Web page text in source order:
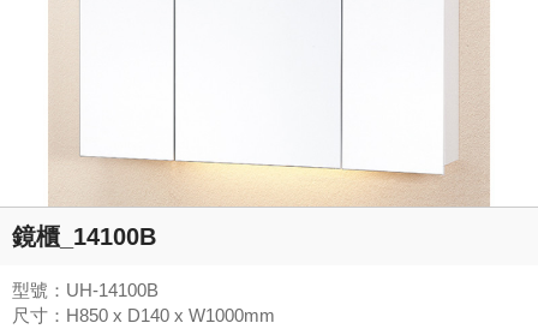
鏡櫃_14100B
型號：UH-14100B
尺寸：H850 x D140 x W1000mm